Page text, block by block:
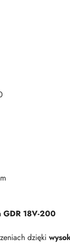
GDR 18V-200
dzięki